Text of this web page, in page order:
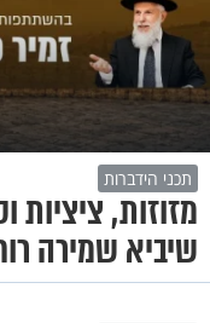
תכני הידברות
מזוזות,
שיביא שמירה